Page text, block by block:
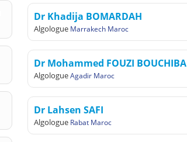
Dr Khadija BOMARDAH
Algologue Marrakech Maroc
Dr Mohammed FOUZI BOUCHIBA
AlgologueAgadir Maroc
Dr Lahsen SAFI
Algologue Rabat Maroc